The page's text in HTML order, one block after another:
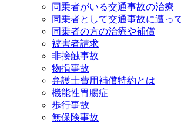
同乗者がいる交通事故の治療
同乗者として交通事故に遭っ
同乗者の方の治療や補償
被害者請求
非接触事故
物損事故
弁護士費用補償特約とは
機能性胃腸症
歩行事故
無保険事故